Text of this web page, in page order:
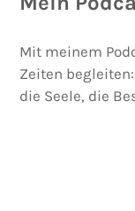
Mit meinem
Zeiten
die Seele, die